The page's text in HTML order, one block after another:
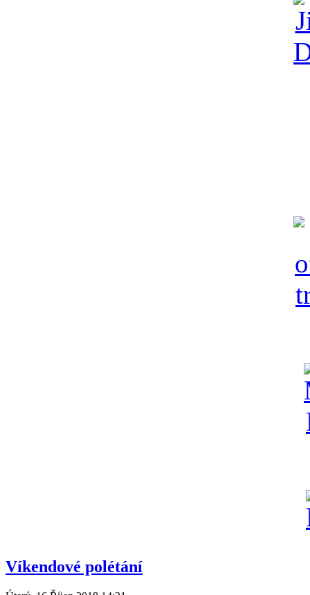
Víkendové polétání